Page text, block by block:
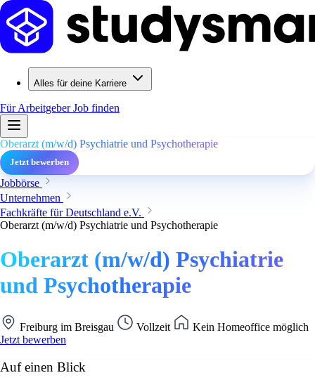
Alles für deine Karriere
Für ArbeitgeberJob finden
Oberarzt (m/w/d) Psychiatrie und Psychotherapie
Jetzt bewerben
Jobbörse
Unternehmen
Fachkräfte für Deutschland e.V.
Oberarzt (m/w/d) Psychiatrie und Psychotherapie
Oberarzt (m/w/d) Psychiatrie
und Psychotherapie
Freiburg im Breisgau Vollzeit
Kein Homeoffice möglich
Jetzt bewerben
Auf einen Blick